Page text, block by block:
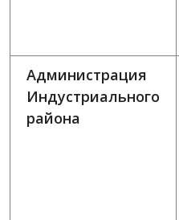
Администрация
Индустриального
района